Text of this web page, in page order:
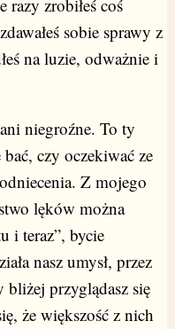
razy zrobiłeś coś
sobie sprawy z
na luzie, odważnie i
niegroźne. To ty
czy oczekiwać ze
Z mojego
lęków można
i teraz”, bycie
nasz umysł, przez
przyglądasz się
że większość z nich